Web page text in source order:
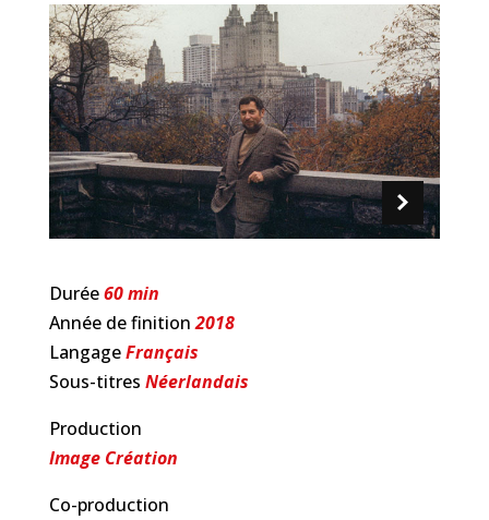
Durée60 min
Année de finition2018
LangageFrançais
Sous-titres Néerlandais
Production
Image Création
Co-production